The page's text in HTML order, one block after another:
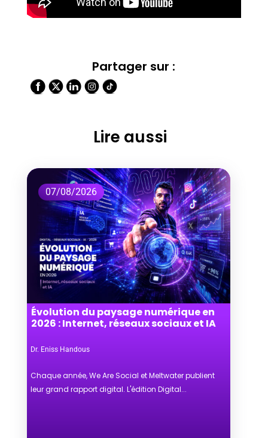
Partager sur :
Lire aussi
Évolution du paysage numérique en
2026 : Internet, réseaux sociaux et IA
Dr. Eniss Handous
07/08/2026
Chaque année, We Are Social et Meltwater publient
leur grand rapport digital. L'édition Digital...